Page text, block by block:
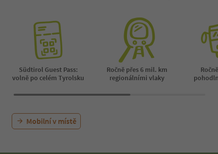
perience South
m a personal and
nt.
Südtirol Guest Pass:
volně po celém Tyrolsku
Ročně přes 6 mil. km
regionálními vlaky
Mobilní v místě